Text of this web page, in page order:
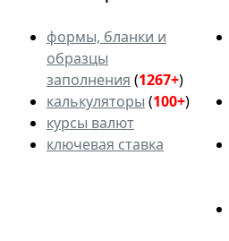
формы, бланки и
образцы
заполнения (1267+)
калькуляторы (100+)
курсы валют
ключевая ставка